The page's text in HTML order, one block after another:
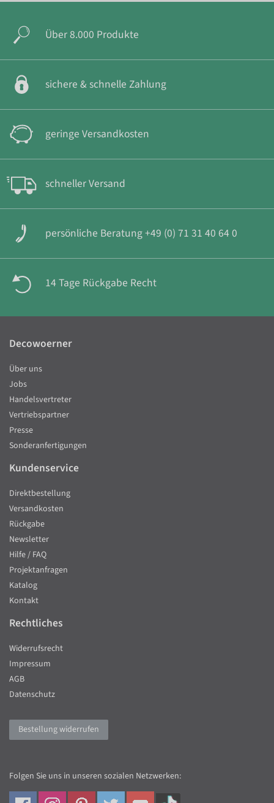
Über 8.000 Produkte
sichere & schnelle Zahlung
geringe Versandkosten
schneller Versand
persönliche Beratung +49 (0) 71 31 40 64 0
14 Tage Rückgabe Recht
Decowoerner
Über uns
Jobs
Handelsvertreter
Vertriebspartner
Presse
Sonderanfertigungen
Kundenservice
Direktbestellung
Versandkosten
Rückgabe
Newsletter
Hilfe / FAQ
Projektanfragen
Katalog
Kontakt
Rechtliches
Widerrufsrecht
Impressum
AGB
Datenschutz
Bestellung widerrufen
Folgen Sie uns in unseren sozialen Netzwerken: